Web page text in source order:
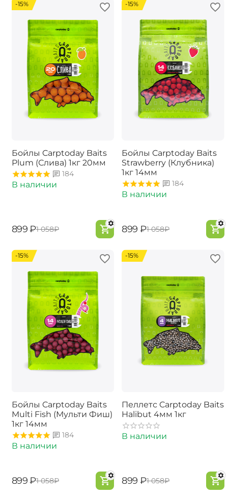
-15%
Бойлы Carptoday Baits
Plum (Слива) 1кг 20мм
184
В наличии
‍899‍ ₽‍1 058‍₽
-15%
Бойлы Carptoday Baits
Strawberry (Клубника)
1кг 14мм
184
В наличии
‍899‍ ₽‍1 058‍₽
-15%
Бойлы Carptoday Baits
Multi Fish (Мульти Фиш)
1кг 14мм
184
В наличии
‍899‍ ₽‍1 058‍₽
-15%
Пеллетс Carptoday Baits
Halibut 4мм 1кг
В наличии
‍899‍ ₽‍1 058‍₽